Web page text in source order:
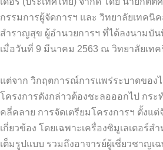
กรรมการผู้จัดการฯ และ วิทยาลัยเทคนิ
สำราญสุข ผู้อำนวยการฯ ที่ได้ลงนามบั
เมื่อวันที่ 9 มีนาคม 2563 ณ วิทยาลัยเท
แต่จาก วิกฤตการณ์การแพร่ระบาดของ
โครงการดังกล่าวต้องชะลอออกไป กระ
คลี่คลาย การจัดเตรียมโครงการฯ ตั้งแ
เกี่ยวข้อง โดยเฉพาะเครื่องซิมูเลเตอร์ส
เต็มรูปแบบ รวมถึงอาจารย์ผู้เชี่ยวชาญเ